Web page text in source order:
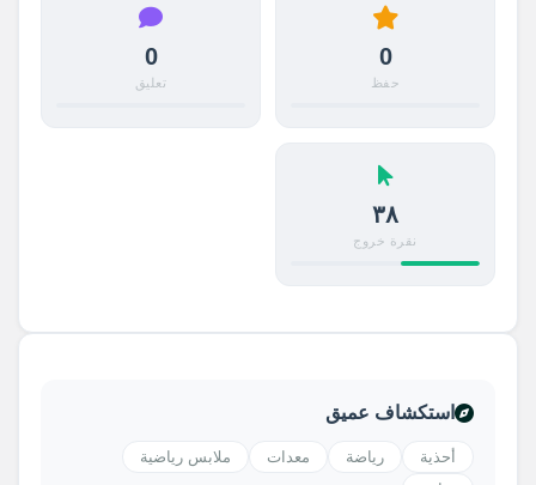
0
حفظ
0
تعليق
٣٨
نقرة خروج
استكشاف عميق
أحذية رياضة معدات
ملابس رياضية